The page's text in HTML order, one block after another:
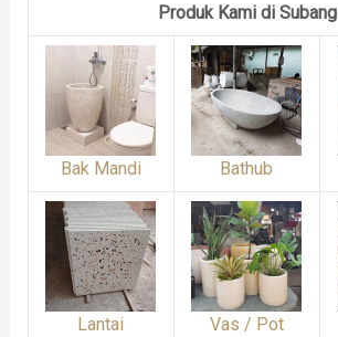
Produk Kami di Subang
Bak Mandi Bathub
Lantai Vas / Pot